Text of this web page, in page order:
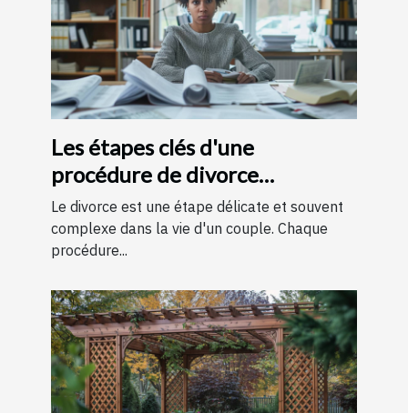
Les étapes clés d'une
procédure de divorce
expliquées simplement
Le divorce est une étape délicate et souvent
complexe dans la vie d'un couple. Chaque
procédure...